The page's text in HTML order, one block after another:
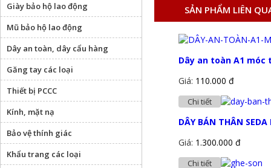
SẢN PHẨM LIÊN
Dây an toàn A1 móc
Giá: 110.000 đ
Chi tiết
DÂY BÁN THÂN SEDA
Giá: 1.300.000 đ
Chi tiết
Giày bảo hộ lao động
Mũ bảo hộ lao động
Dây an toàn, dây cẩu hàng
Găng tay các loại
Thiết bị PCCC
Kính, mặt nạ
Bảo vệ thính giác
Khẩu trang các loại